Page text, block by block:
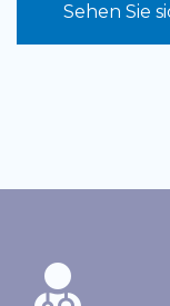
Sehen Sie